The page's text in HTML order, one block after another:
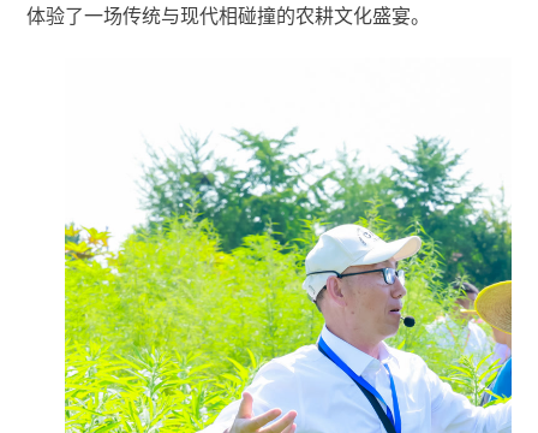
体验了一场传统与现代相碰撞的农耕文化盛宴。